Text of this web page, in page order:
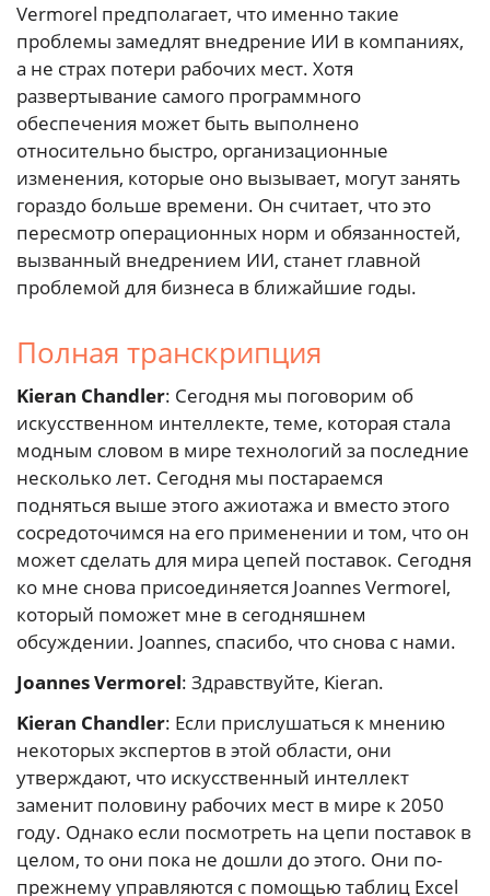
Vermorel предполагает, что именно такие
проблемы замедлят внедрение ИИ в компаниях,
а не страх потери рабочих мест. Хотя
развертывание самого программного
обеспечения может быть выполнено
относительно быстро, организационные
изменения, которые оно вызывает, могут занять
гораздо больше времени. Он считает, что это
пересмотр операционных норм и обязанностей,
вызванный внедрением ИИ, станет главной
проблемой для бизнеса в ближайшие годы.
Полная транскрипция
Kieran Chandler: Сегодня мы поговорим об
искусственном интеллекте, теме, которая стала
модным словом в мире технологий за последние
несколько лет. Сегодня мы постараемся
подняться выше этого ажиотажа и вместо этого
сосредоточимся на его применении и том, что он
может сделать для мира цепей поставок. Сегодня
ко мне снова присоединяется Joannes Vermorel,
который поможет мне в сегодняшнем
обсуждении. Joannes, спасибо, что снова с нами.
Joannes Vermorel: Здравствуйте, Kieran.
Kieran Chandler: Если прислушаться к мнению
некоторых экспертов в этой области, они
утверждают, что искусственный интеллект
заменит половину рабочих мест в мире к 2050
году. Однако если посмотреть на цепи поставок в
целом, то они пока не дошли до этого. Они по-
прежнему управляются с помощью таблиц Excel